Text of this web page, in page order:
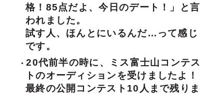
格！85点だよ、今日のデート！」と言
われました。
試す人、ほんとにいるんだ…って感じ
です。
20代前半の時に、ミス富士山コンテス
トのオーディションを受けましたよ！
最終の公開コンテスト10人まで残りま